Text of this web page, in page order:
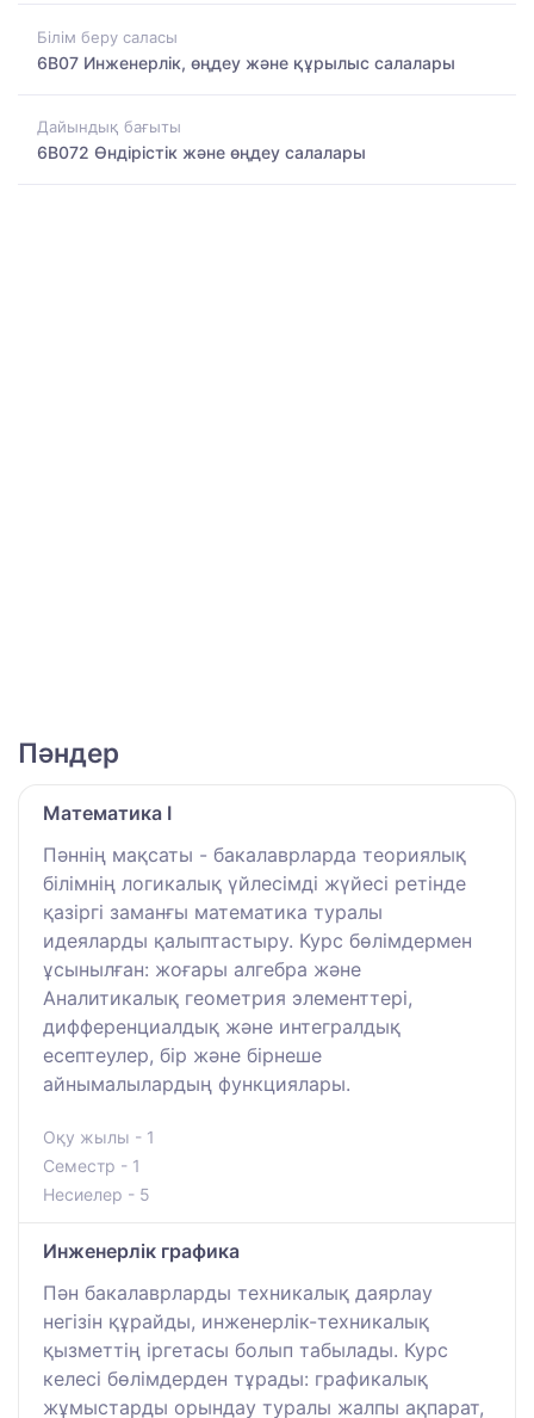
Білім беру саласы
6B07 Инженерлік, өңдеу және құрылыс салалары
Дайындық бағыты
6B072 Өндірістік және өңдеу салалары
Пәндер
Математика I
Пәннің мақсаты - бакалаврларда теориялық
білімнің логикалық үйлесімді жүйесі ретінде
қазіргі заманғы математика туралы
идеяларды қалыптастыру. Курс бөлімдермен
ұсынылған: жоғары алгебра және
Аналитикалық геометрия элементтері,
дифференциалдық және интегралдық
есептеулер, бір және бірнеше
айнымалылардың функциялары.
Оқу жылы - 1
Семестр - 1
Несиелер - 5
Инженерлiк графика
Пән бакалаврларды техникалық даярлау
негізін құрайды, инженерлік-техникалық
қызметтің іргетасы болып табылады. Курс
келесі бөлімдерден тұрады: графикалық
жұмыстарды орындау туралы жалпы ақпарат,